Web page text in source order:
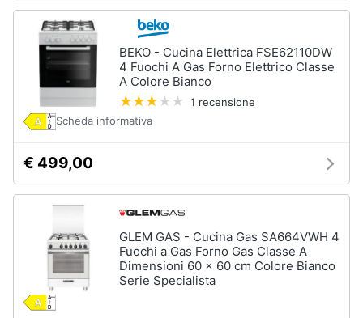
Lavatrici
offerta
Asciugatrice
Microonde
BEKO - Cucina Elettrica FSE62110DW
4 Fuochi A Gas Forno Elettrico Classe
A Colore Bianco
1 recensione
Scheda informativa
€ 499,00
GLEM GAS - Cucina Gas SA664VWH 4
Fuochi a Gas Forno Gas Classe A
Dimensioni 60 x 60 cm Colore Bianco
Serie Specialista